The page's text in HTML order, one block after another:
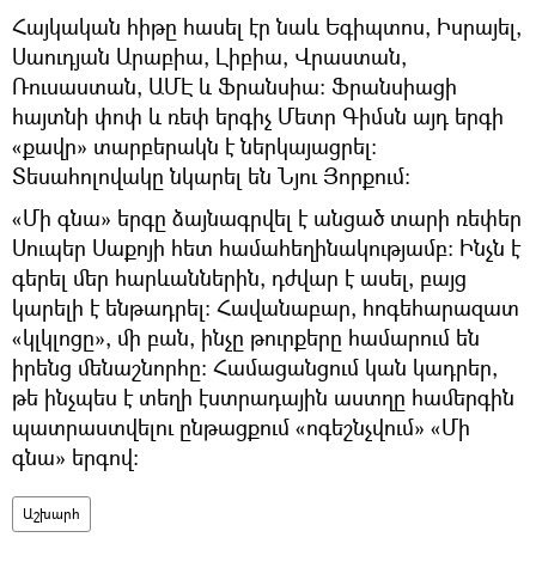
Հայկական հիթը հասել էր նաև Եգիպտոս, Իսրայել,
Սաուդյան Արաբիա, Լիբիա, Վրաստան,
Ռուսաստան, ԱՄԷ և Ֆրանսիա։ Ֆրանսիացի
հայտնի փոփ և ռեփ երգիչ Մետր Գիմսն այդ երգի
«քավր» տարբերակն է ներկայացրել։
Տեսահոլովակը նկարել են Նյու Յորքում։
«Մի գնա» երգը ձայնագրվել է անցած տարի ռեփեր
Սուպեր Սաքոյի հետ համահեղինակությամբ։ Ինչն է
գերել մեր հարևաններին, դժվար է ասել, բայց
կարելի է ենթադրել։ Հավանաբար, հոգեհարազատ
«կլկլոցը», մի բան, ինչը թուրքերը համարում են
իրենց մենաշնորհը: Համացանցում կան կադրեր,
թե ինչպես է տեղի էստրադային աստղը համերգին
պատրաստվելու ընթացքում «ոգեշնչվում» «Մի
գնա» երգով։
Աշխարհ